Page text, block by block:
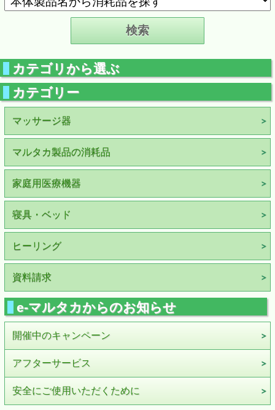
カテゴリから選ぶ
カテゴリー
マッサージ器
マルタカ製品の消耗品
家庭用医療機器
寝具・ベッド
ヒーリング
資料請求
e-マルタカからのお知らせ
開催中のキャンペーン
アフターサービス
安全にご使用いただくために